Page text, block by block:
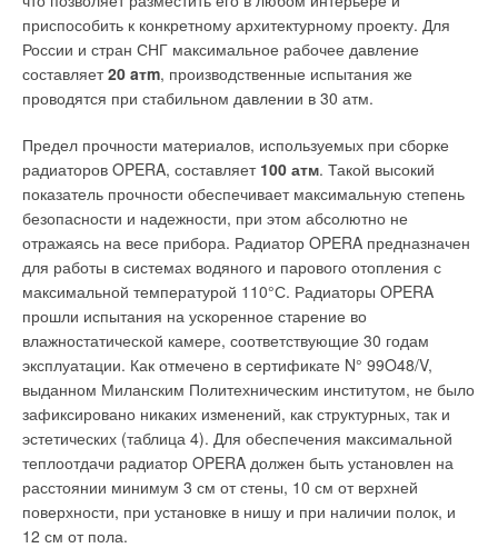
приспособить к конкретному архитектурному проекту. Для
России и стран СНГ максимальное рабочее давление
составляет20 aтm, производственные испытания же
проводятся при стабильном давлении в 30 атм.
Предел прочности материалов, используемых при сборке
радиаторов OPERA, составляет 100 атм. Такой высокий
показатель прочности обеспечивает максимальную степень
безопасности и надежности, при этом абсолютно не
отражаясь на весе прибора. Радиатор OPERA предназначен
для работы в системах водяного и парового отопления с
максимальной температурой 110°С. Радиаторы OPERA
прошли испытания на ускоренное старение во
влажностатической камере, соответствующие 30 годам
эксплуатации. Как отмечено в сертификате N° 99O48/V,
выданном Миланским Политехническим институтом, не было
зафиксировано никаких изменений, как структурных, так и
эстетических (таблица 4). Для обеспечения максимальной
теплоотдачи радиатор OPERA должен быть установлен на
расстоянии минимум 3 см от стены, 10 см от верхней
поверхности, при установке в нишу и при наличии полок, и
12 см от пола.
водопотребления превосходит продуктивность имеющейся
скважины.
Правильно выбранный насос просто удаляет из скважины ту
воду, что скапливается в ней естественным путем, таким
грунтовых вод и максимально увеличить период между
техническим обслуживанием и регенерацией скважины.
Вследствие износа и образования отложений минеральных
веществ рабочие характеристики насоса с течением
времени часто снижаются, и в определенный момент
приходится поднимать его из скважины для промывки и
(если это требуется) ремонта. Решение проблемы
определения оптимального времени для проведения
технического обслуживания для данного насоса также
следует возложить на систему управления. Методика
определения оптимального времени технического
обслуживания выбирается в зависимости от имеющейся
информации о стоимости ремонта и от постоянно
поступающих сведений об уровне грунтовых вод, давлении,
расходе и потребляемой электроэнергии для данной
скважины. Далее эта информация обрабатывается